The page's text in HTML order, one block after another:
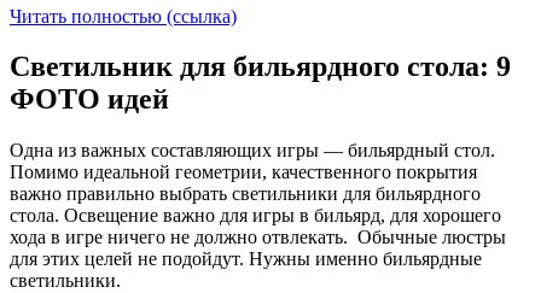
Читать полностью (ссылка)
Светильник для бильярдного стола: 9
ФОТО идей
Одна из важных составляющих игры — бильярдный стол.
Помимо идеальной геометрии, качественного покрытия
важно правильно выбрать светильники для бильярдного
стола. Освещение важно для игры в бильярд, для хорошего
хода в игре ничего не должно отвлекать. Обычные люстры
для этих целей не подойдут. Нужны именно бильярдные
светильники.